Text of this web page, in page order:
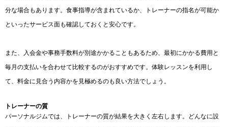
分な場合もあります。食事指導が含まれているか、トレーナーの指名が可能か
といったサービス面も確認しておくと安心です。
また、入会金や事務手数料が別途かかることもあるため、最初にかかる費用と
毎月の支払いを合わせて比較するのがおすすめです。体験レッスンを利用し
て、料金に見合う内容かを見極めるのも良い方法でしょう。
トレーナーの質
パーソナルジムでは、トレーナーの質が結果を大きく左右します。どんなに設